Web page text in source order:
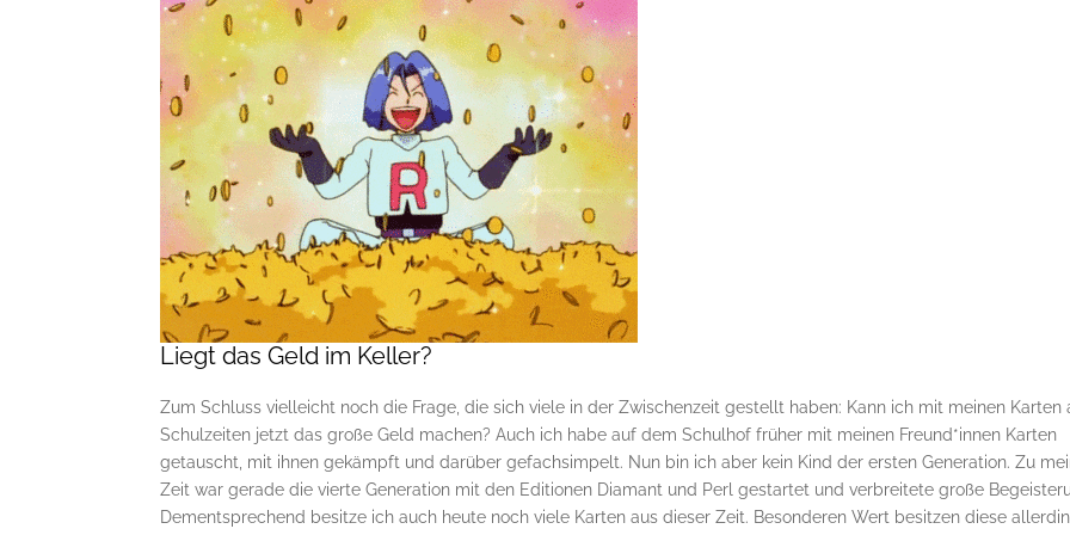
Liegt das Geld im Keller?
Zum Schluss vielleicht noch die Frage, die sich viele in der Zwischenzeit gestellt haben: Kann ich mit meinen Karten
Schulzeiten jetzt das große Geld machen? Auch ich habe auf dem Schulhof früher mit meinen Freund*innen Karten
getauscht, mit ihnen gekämpft und darüber gefachsimpelt. Nun bin ich aber kein Kind der ersten Generation. Zu
Zeit war gerade die vierte Generation mit den Editionen Diamant und Perl gestartet und verbreitete große
Dementsprechend besitze ich auch heute noch viele Karten aus dieser Zeit. Besonderen Wert besitzen diese